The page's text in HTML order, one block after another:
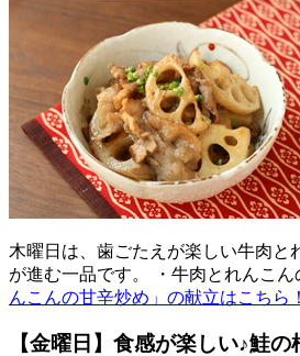
木曜日は、歯ごたえが楽しい牛肉
が進む一品です。 ・牛肉とれんこ
んこんの甘辛炒め」の献立はこちら！
【金曜日】食感が楽しい♪鮭